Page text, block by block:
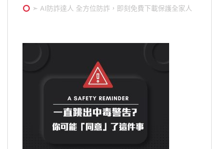
➣ AI防詐達人 全方位防詐，即刻免費下載保護全家人